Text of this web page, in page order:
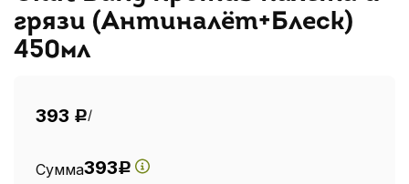
грязи (Антиналёт+Блеск)
450мл
393 Р/
Сумма393Р